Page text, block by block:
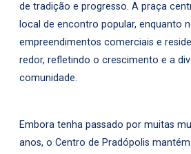
de tradição e progresso. A praça
local de encontro popular, enquanto
empreendimentos comerciais e
redor, refletindo o crescimento e a
comunidade.
Embora tenha passado por muitas
anos, o Centro de Pradópolis